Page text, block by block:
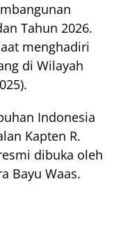
Tahun 2026.
menghadiri
di Wilayah
Indonesia
Kapten R.
dibuka oleh
Bayu Waas.